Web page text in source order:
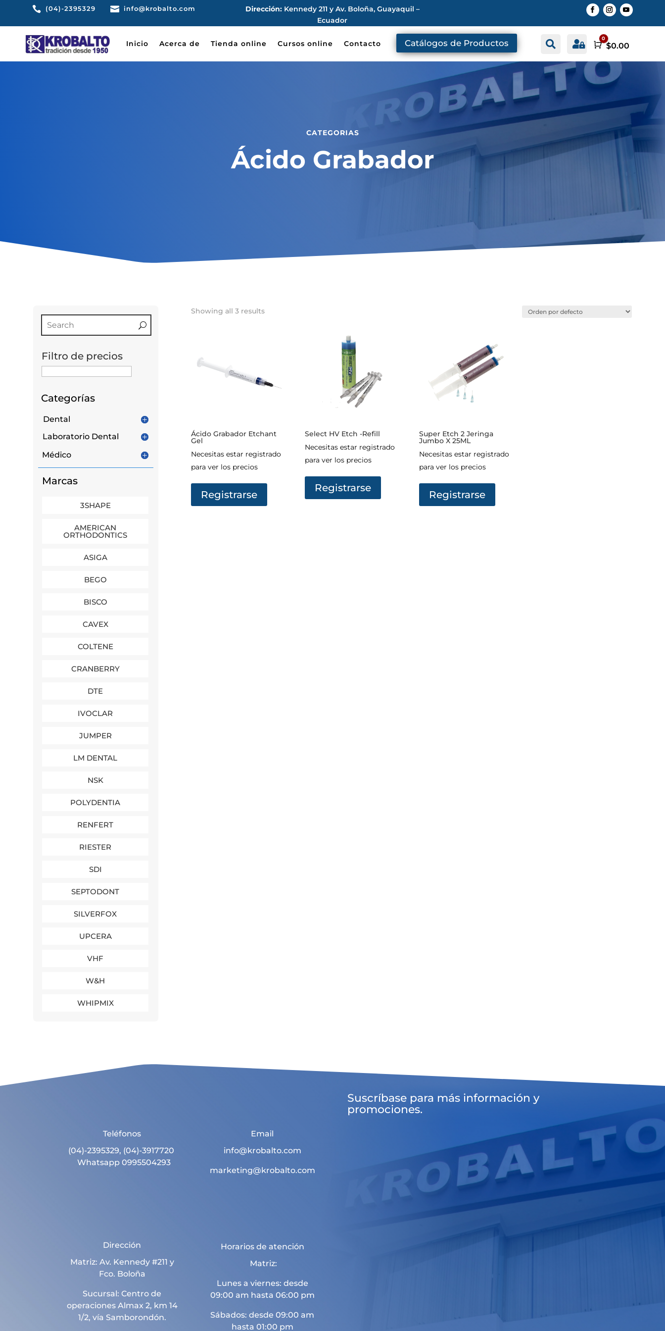
 (04)-2395329  info@krobalto.com Dirección:Kennedy 211 y Av. Boloña, Guayaquil –
Ecuador
Inicio Acerca de Tienda online Cursos online Contacto Catálogos de Productos  Buscar
 Cuenta
Carro
0
$0.00
CATEGORIAS
Ácido Grabador
Filtro de precios
Categorías
Dental
Laboratorio Dental
Médico
Marcas
3SHAPE
AMERICAN
ORTHODONTICS
ASIGA
BEGO
BISCO
CAVEX
COLTENE
CRANBERRY
DTE
IVOCLAR
JUMPER
LM DENTAL
NSK
POLYDENTIA
RENFERT
RIESTER
SDI
SEPTODONT
SILVERFOX
UPCERA
VHF
W&H
WHIPMIX
Showing all 3 results
Ácido Grabador Etchant
Gel
Necesitas estar registrado
para ver los precios
Registrarse
Select HV Etch -Refill
Necesitas estar registrado
para ver los precios
Registrarse
Super Etch 2 Jeringa
Jumbo X 25ML
Necesitas estar registrado
para ver los precios
Registrarse
Teléfonos
(04)-2395329, (04)-3917720
Whatsapp 0995504293
Dirección
Matriz: Av. Kennedy #211 y
Fco. Boloña
Sucursal: Centro de
operaciones Almax 2, km 14
1/2, vía Samborondón.
Email
info@krobalto.com
marketing@krobalto.com
Horarios de atención
Matriz:
Lunes a viernes: desde
09:00 am hasta 06:00 pm
Sábados: desde 09:00 am
hasta 01:00 pm
Suscríbase para más información y
promociones.